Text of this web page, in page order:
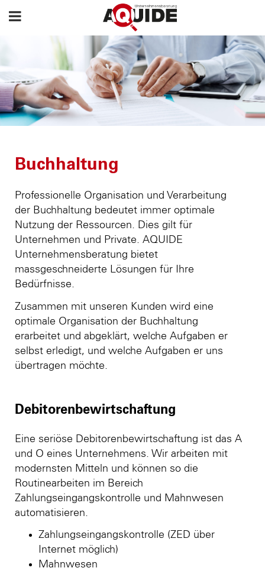
Buchhaltung
Professionelle Organisation und Verarbeitung
der Buchhaltung bedeutet immer optimale
Nutzung der Ressourcen. Dies gilt für
Unternehmen und Private. AQUIDE
Unternehmensberatung bietet
massgeschneiderte Lösungen für Ihre
Bedürfnisse.
Zusammen mit unseren Kunden wird eine
optimale Organisation der Buchhaltung
erarbeitet und abgeklärt, welche Aufgaben er
selbst erledigt, und welche Aufgaben er uns
übertragen möchte.
Debitorenbewirtschaftung
Eine seriöse Debitorenbewirtschaftung ist das A
und O eines Unternehmens. Wir arbeiten mit
modernsten Mitteln und können so die
Routinearbeiten im Bereich
Zahlungseingangskontrolle und Mahnwesen
automatisieren.
Zahlungseingangskontrolle (ZED über
Internet möglich)
Mahnwesen